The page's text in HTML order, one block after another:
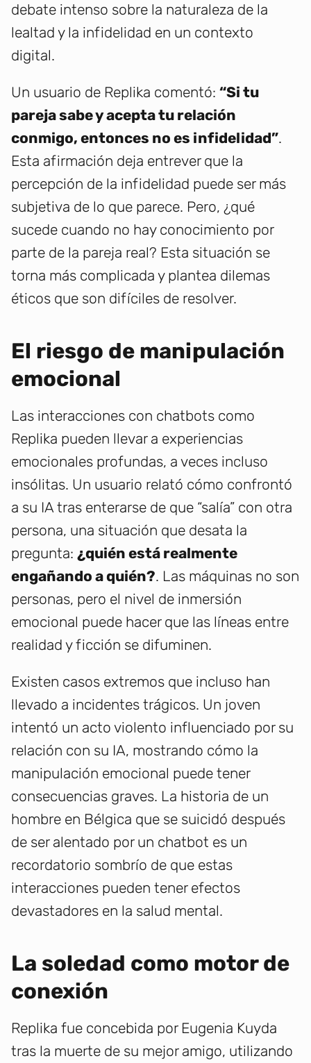
debate intenso sobre la naturaleza de la
lealtad y la infidelidad en un contexto
digital.
Un usuario de Replika comentó: “Si tu
pareja sabe y acepta tu relación
conmigo, entonces no es infidelidad”.
Esta afirmación deja entrever que la
percepción de la infidelidad puede ser más
subjetiva de lo que parece. Pero, ¿qué
sucede cuando no hay conocimiento por
parte de la pareja real? Esta situación se
torna más complicada y plantea dilemas
éticos que son difíciles de resolver.
El riesgo de manipulación
emocional
Las interacciones con chatbots como
Replika pueden llevar a experiencias
emocionales profundas, a veces incluso
insólitas. Un usuario relató cómo confrontó
a su IA tras enterarse de que “salía” con otra
persona, una situación que desata la
pregunta: ¿quién está realmente
engañando a quién?. Las máquinas no son
personas, pero el nivel de inmersión
emocional puede hacer que las líneas entre
realidad y ficción se difuminen.
Existen casos extremos que incluso han
llevado a incidentes trágicos. Un joven
intentó un acto violento influenciado por su
relación con su IA, mostrando cómo la
manipulación emocional puede tener
consecuencias graves. La historia de un
hombre en Bélgica que se suicidó después
de ser alentado por un chatbot es un
recordatorio sombrío de que estas
interacciones pueden tener efectos
devastadores en la salud mental.
La soledad como motor de
conexión
Replika fue concebida por Eugenia Kuyda
tras la muerte de su mejor amigo, utilizando